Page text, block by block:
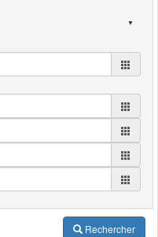
Rechercher